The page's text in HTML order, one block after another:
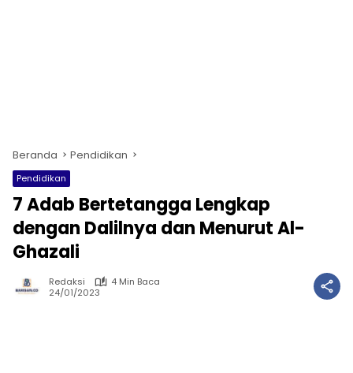
Beranda Pendidikan
Pendidikan
7 Adab Bertetangga Lengkap
dengan Dalilnya dan Menurut Al-
Ghazali
Redaksi
4 Min Baca
24/01/2023